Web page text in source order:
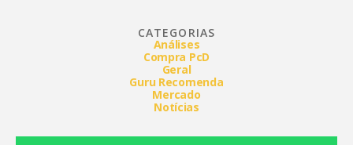
CATEGORIAS
Análises
Compra PcD
Geral
Guru Recomenda
Mercado
Notícias